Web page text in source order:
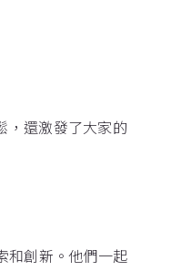
還激發了大家的
和創新。他們一起